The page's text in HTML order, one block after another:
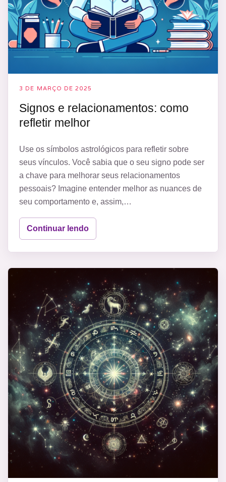
3 DE MARÇO DE 2025
Signos e relacionamentos: como
refletir melhor
Use os símbolos astrológicos para refletir sobre
seus vínculos. Você sabia que o seu signo pode ser
a chave para melhorar seus relacionamentos
pessoais? Imagine entender melhor as nuances de
seu comportamento e, assim,…
Continuar lendo